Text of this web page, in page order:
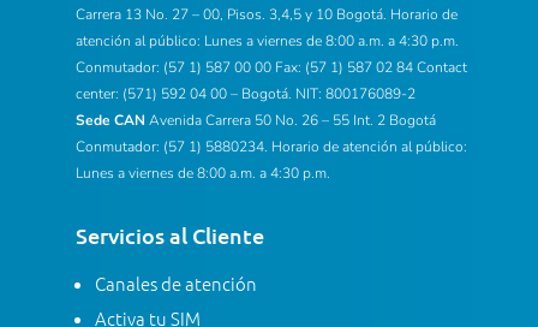
Carrera 13 No. 27 – 00, Pisos. 3,4,5 y 10 Bogotá. Horario de
atención al público: Lunes a viernes de 8:00 a.m. a 4:30 p.m.
Conmutador: (57 1) 587 00 00 Fax: (57 1) 587 02 84 Contact
center: (571) 592 04 00 – Bogotá. NIT: 800176089-2
Sede CAN Avenida Carrera 50 No. 26 – 55 Int. 2 Bogotá
Conmutador: (57 1) 5880234. Horario de atención al público:
Lunes a viernes de 8:00 a.m. a 4:30 p.m.
Servicios al Cliente
Canales de atención
Activa tu SIM